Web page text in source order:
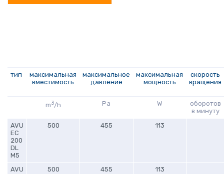
тип
максимальная
вместимость
максимальное
давление
максимальная
мощность
скорость
вращения
m3/h Pa W
оборотов
в минуту
AVU
EC
200
DL
M5
500 455 113
AVU
500 455 113